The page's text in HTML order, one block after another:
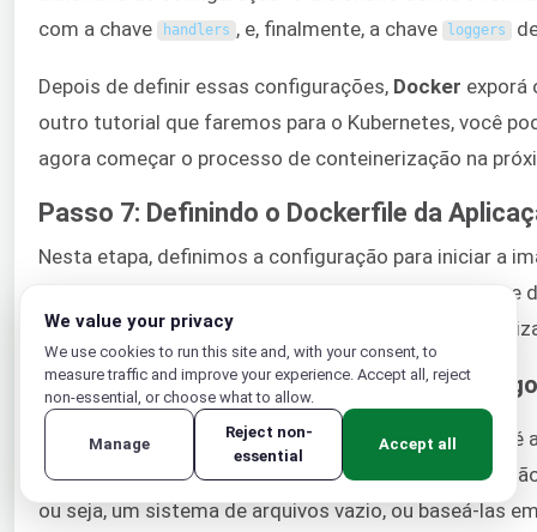
com a chave
handlers , e, finalmente, a chave loggers
Depois de definir essas configurações, Docker exporá
outro tutorial que faremos para o Kubernetes, você
agora começar o processo de conteinerização na
Passo 7: Definindo o Dockerfile da
Nesta etapa, definimos a configuração para iniciar a
pelo servidor WSGI Gunicorn. Definiremos o
instalaremos o aplicativo e suas dependências e
A imagem pai para um aplicativo Django
Decidir a imagem base na qual basear seu contêiner
implantações conteinerizadas. Claro, você tem a
ou seja, um sistema de arquivos vazio, ou baseá-las
We value your privacy
We use cookies to run this site and, with your consent, to
measure traffic and improve your experience. Accept all, reject
non-essential, or choose what to allow.
Manage
Reject non-
essential
Accept all